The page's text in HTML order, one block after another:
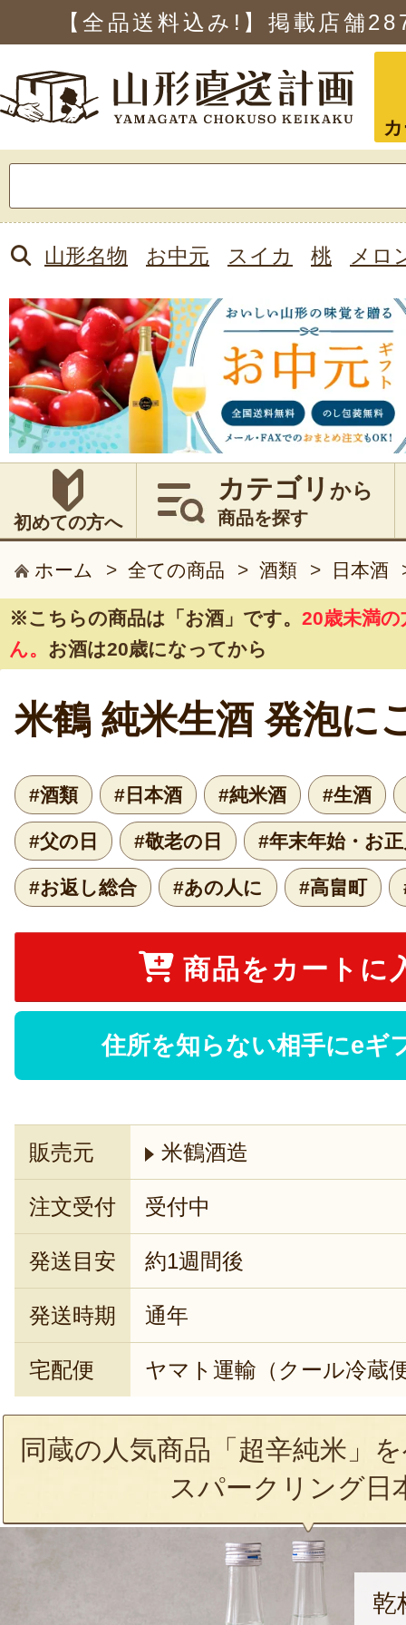
【全品送料込み!】掲載店舗
索:
山形名物 お中元 スイカ 桃 メロ
初めての方へ
カテゴリ から
商品を探す
ホーム > 全ての商品 > 酒類 > 日本酒
※こちらの商品は 「お酒」 です。 20歳未満
ん。 お酒は20歳になってから
米鶴 純米生酒 発泡に
#酒類 #日本酒 #純米酒 #生酒
#父の日 #敬老の日 #年末年始・お
#お返し総合 #あの人に #高畠町
商品をカートに
住所を知らない相手にeギ
販売元 米鶴酒造
注文受付 受付中
発送目安 約1週間後
発送時期 通年
宅配便 ヤマト運輸（クール冷蔵
同蔵の人気商品「超辛純米」
スパークリング日
乾